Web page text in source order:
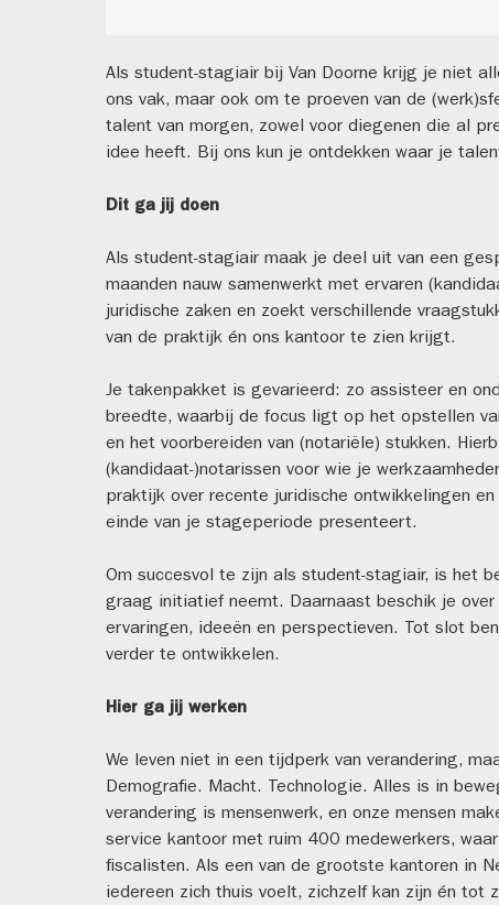
Als student-stagiair bij Van Doorne krijg je niet
ons vak, maar ook om te proeven van de
talent van morgen, zowel voor diegenen die al
idee heeft. Bij ons kun je ontdekken waar je
Dit ga jij doen
Als student-stagiair maak je deel uit van een
maanden nauw samenwerkt met ervaren
juridische zaken en zoekt verschillende
van de praktijk én ons kantoor te zien krijgt.
Je takenpakket is gevarieerd: zo assisteer en
breedte, waarbij de focus ligt op het opstellen
en het voorbereiden van (notariële) stukken.
(kandidaat-)notarissen voor wie je
praktijk over recente juridische ontwikkelingen
einde van je stageperiode presenteert.
Om succesvol te zijn als student-stagiair, is het
graag initiatief neemt. Daarnaast beschik je
ervaringen, ideeën en perspectieven. Tot slot
verder te ontwikkelen.
Hier ga jij werken
We leven niet in een tijdperk van verandering,
Demografie. Macht. Technologie. Alles is in
verandering is mensenwerk, en onze mensen
service kantoor met ruim 400 medewerkers,
fiscalisten. Als een van de grootste kantoren in
iedereen zich thuis voelt, zichzelf kan zijn én tot